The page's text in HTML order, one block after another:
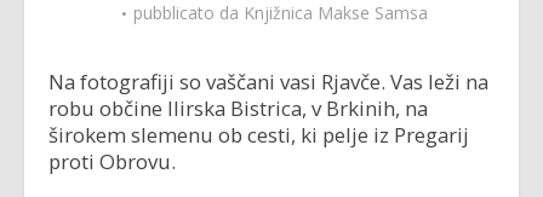
pubblicato da Knjižnica Makse Samsa
Na fotografiji so vaščani vasi Rjavče. Vas leži na
robu občine Ilirska Bistrica, v Brkinih, na
širokem slemenu ob cesti, ki pelje iz Pregarij
proti Obrovu.